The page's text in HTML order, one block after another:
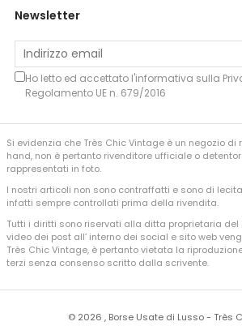
Newsletter
Ho letto ed accettato l'informativa sulla
Regolamento UE n. 679/2016
Si evidenzia che Très Chic Vintage è un negozio
hand, non è pertanto rivenditore ufficiale o
rappresentati in foto.
I nostri articoli non sono contraffatti e sono di
infatti sempre controllati prima della rivendita.
Tutti i diritti sono riservati alla ditta proprietaria del
video dei post all’ interno dei social e sito web
Très Chic Vintage, è pertanto vietata la
terzi senza consenso scritto dalla scrivente.
© 2026 , Borse Usate di Lusso - Très